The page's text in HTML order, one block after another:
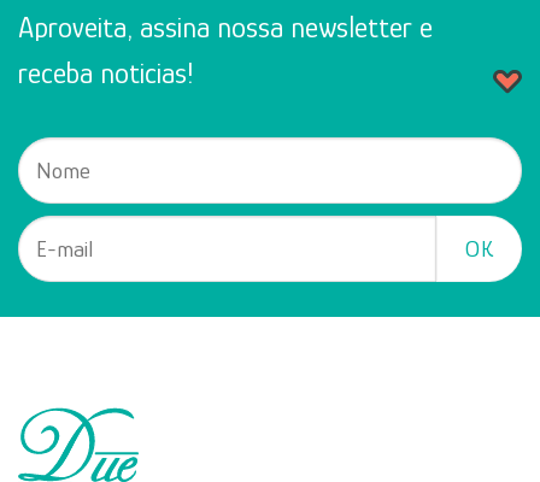
Aproveita, assina nossa newsletter e
receba noticias!